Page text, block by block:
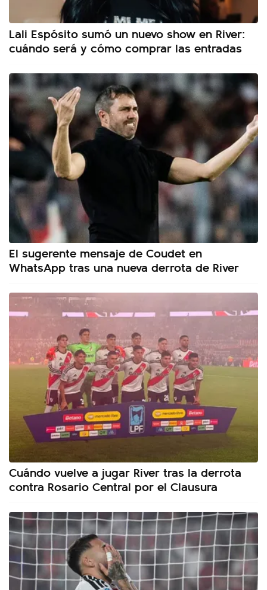
Lali Espósito sumó un nuevo show en River:
cuándo será y cómo comprar las entradas
El sugerente mensaje de Coudet en
WhatsApp tras una nueva derrota de River
Cuándo vuelve a jugar River tras la derrota
contra Rosario Central por el Clausura